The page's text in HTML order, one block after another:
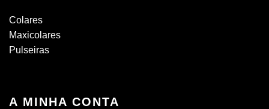
Colares
Maxicolares
Pulseiras
A MINHA CONTA